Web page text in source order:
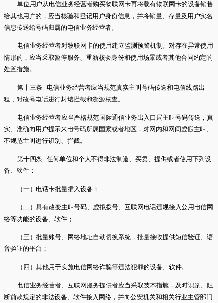
单位用户从电信业务经营者购买物联网卡再将载有物联网卡的设备销售
给其他用户的，应当核验和登记用户身份信息，并将销量、存量及用户实名
信息传送给号码归属的电信业务经营者。
电信业务经营者对物联网卡的使用建立监测预警机制。对存在异常使用
情形的，应当采取暂停服务、重新核验身份和使用场景或者其他合同约定的
处置措施。
第十三条 电信业务经营者应当规范真实主叫号码传送和电信线路出
租，对改号电话进行封堵拦截和溯源核查。
电信业务经营者应当严格规范国际通信业务出入口局主叫号码传送，真
实、准确向用户提示来电号码所属国家或者地区，对网内和网间虚假主叫、
不规范主叫进行识别、拦截。
第十四条 任何单位和个人不得非法制造、买卖、提供或者使用下列设
备、软件：
（一）电话卡批量插入设备；
（二）具有改变主叫号码、虚拟拨号、互联网电话违规接入公用电信网
络等功能的设备、软件；
（三）批量账号、网络地址自动切换系统，批量接收提供短信验证、语
音验证的平台；
（四）其他用于实施电信网络诈骗等违法犯罪的设备、软件。
电信业务经营者、互联网服务提供者应当采取技术措施，及时识别、阻
断前款规定的非法设备、软件接入网络，并向公安机关和相关行业主管部门